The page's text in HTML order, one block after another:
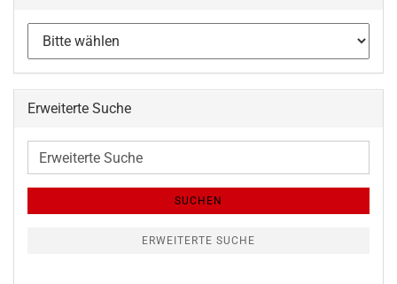
Erweiterte Suche
Erweiterte
Suche
SUCHEN
ERWEITERTE SUCHE